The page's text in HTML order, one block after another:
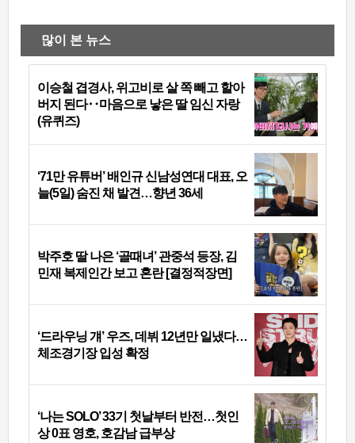
많이 본 뉴스
이승철 겹경사, 위고비로 살 쪽 빼고 할아
버지 된다‥마음으로 낳은 딸 임신 자랑
(유퀴즈)
‘71만 유튜버’ 배인규 신남성연대 대표, 오
늘(5일) 숨진 채 발견…향년 36세
박주호 딸 나은 ‘골때녀’ 관중석 등장, 김
민재 복제인간 보고 혼란 [결정적장면]
‘드라우닝 걔’ 우즈, 데뷔 12년만 일냈다…
체조경기장 입성 확정
‘나는 SOLO’ 33기 첫날부터 반전…첫인
상 0표 영호, 호감남 급부상